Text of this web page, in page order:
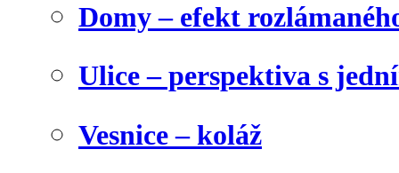
Domy – efekt
Ulice – perspektiva s
Vesnice – koláž